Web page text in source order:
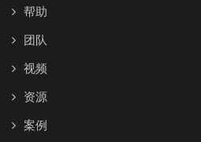
帮助
团队
视频
资源
案例